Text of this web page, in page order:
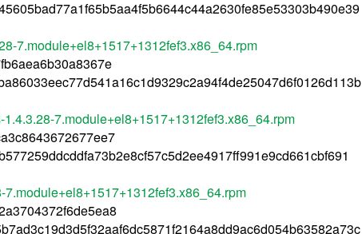
7.module+el8+1517+1312fef3.x86_64.rpm
7.module+el8+1517+1312fef3.x86_64.rpm